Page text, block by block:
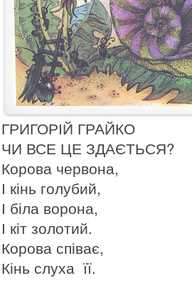
ГРИГОРІЙ ГРАЙКО
ЧИ ВСЕ ЦЕ ЗДАЄТЬСЯ?
Корова червона,
І кінь голубий,
І біла ворона,
І кіт золотий.
Корова співає,
Кінь слуха її.